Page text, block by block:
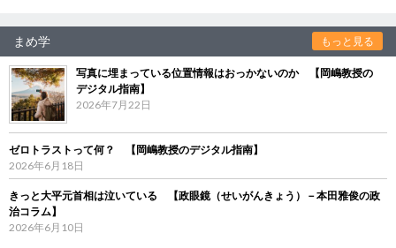
まめ学 もっと見る
写真に埋まっている位置情報はおっかないのか 【岡嶋教授の
デジタル指南】
2026年7月22日
ゼロトラストって何？ 【岡嶋教授のデジタル指南】
2026年6月18日
きっと大平元首相は泣いている 【政眼鏡（せいがんきょう）－本田雅俊の政
治コラム】
2026年6月10日